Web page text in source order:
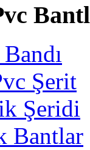
Şerit
Şeridi
Bantlar